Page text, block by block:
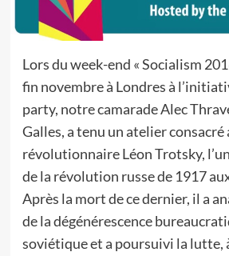
Lors du week-end « Socialism
fin novembre à Londres à
party, notre camarade Alec
Galles, a tenu un atelier consacré
révolutionnaire Léon Trotsky,
de la révolution russe de 1917
Après la mort de ce dernier, il a
de la dégénérescence
soviétique et a poursuivi la lutte,